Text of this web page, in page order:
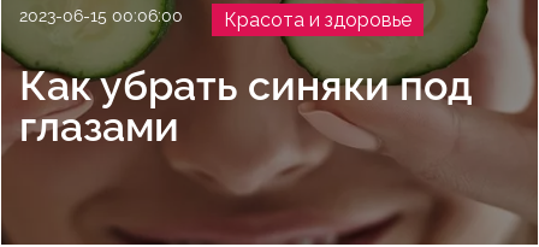
2023-06-15 00:06:00 Красота и здоровье
Как убрать синяки под
глазами